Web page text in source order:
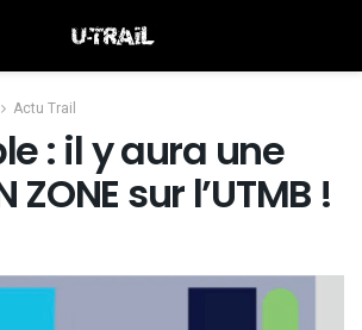
Actu Trail
: il y aura une
ZONE sur l’UTMB !